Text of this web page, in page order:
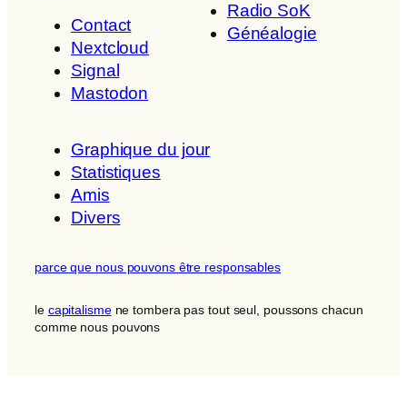
Contact
Nextcloud
Signal
Mastodon
Radio SoK
Généalogie
Graphique du jour
Statistiques
Amis
Divers
parce que nous pouvons être responsables
le capitalismene tombera pas tout seul, poussons chacun
comme nous pouvons